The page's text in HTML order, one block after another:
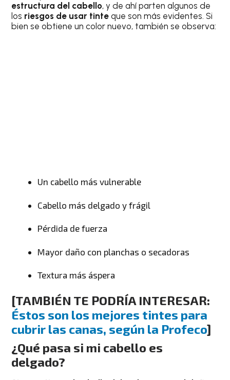
estructura del cabello, y de ahí parten algunos de
los riesgos de usar tinte que son más evidentes. Si
bien se obtiene un color nuevo, también se observa:
Un cabello más vulnerable
Cabello más delgado y frágil
Pérdida de fuerza
Mayor daño con planchas o secadoras
Textura más áspera
[TAMBIÉN TE PODRÍA INTERESAR:
Éstos son los mejores tintes para
cubrir las canas, según la Profeco]
¿Qué pasa si mi cabello es
delgado?